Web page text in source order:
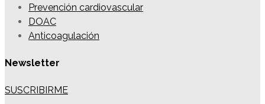
Prevención cardiovascular
DOAC
Anticoagulación
Newsletter
SUSCRIBIRME